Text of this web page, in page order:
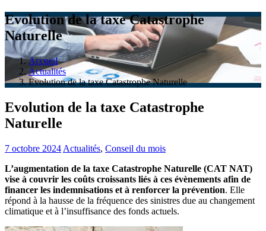
Evolution de la taxe Catastrophe
Naturelle
Accueil
Actualités
Evolution de la taxe Catastrophe Naturelle
Evolution de la taxe Catastrophe
Naturelle
7 octobre 2024 Actualités, Conseil du mois
L’augmentation de la taxe Catastrophe Naturelle (CAT NAT)
vise à couvrir les coûts croissants liés à ces évènements afin de
financer les indemnisations et à renforcer la prévention. Elle
répond à la hausse de la fréquence des sinistres due au changement
climatique et à l’insuffisance des fonds actuels.